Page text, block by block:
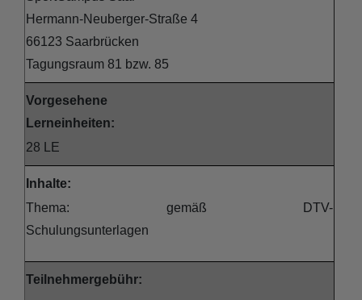
Hermann-Neuberger-Straße 4
66123 Saarbrücken
Tagungsraum 81 bzw. 85
Vorgesehene
Lerneinheiten:
28 LE
Inhalte:
Thema: gemäß DTV-
Teilnehmergebühr: